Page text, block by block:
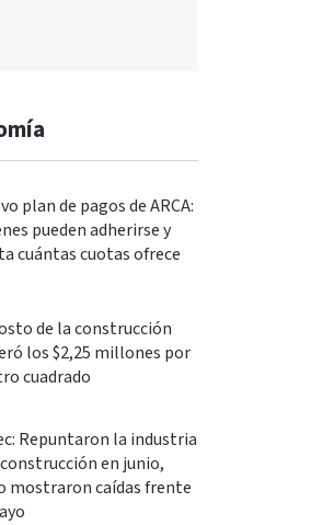
plan de pagos de ARCA:
pueden adherirse y
cuántas cuotas ofrece
de la construcción
los $2,25 millones por
cuadrado
Repuntaron la industria
en junio,
mostraron caídas frente